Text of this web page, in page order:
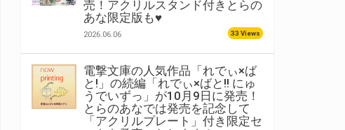
売！アクリルスタンド付きとらの
あな限定版も♥
2026.06.06 33 Views
電撃文庫の人気作品「れでぃ×ば
と!」の続編「れでぃ×ばと!! にゅ
うでいずっ」が10月9日に発売！
とらのあなでは発売を記念して
「アクリルプレート」付き限定セ